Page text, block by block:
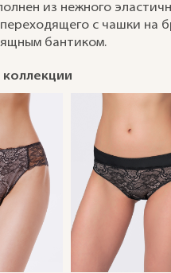
из нежного
с чашки на
бантиком.
коллекции